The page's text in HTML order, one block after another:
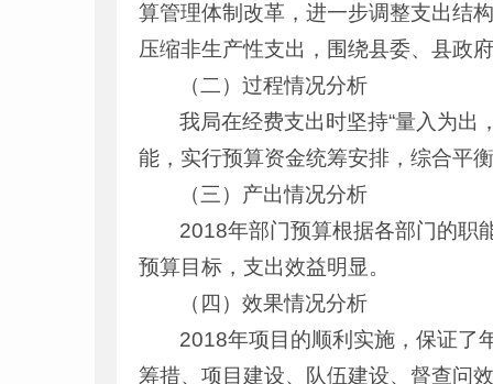
算管理体制改革，进一步调整支出结
压缩非生产性支出，围绕县委、县政
（二）过程情况分析
我局在经费支出时坚持“量入为出
能，实行预算资金统筹安排，综合平
（三）产出情况分析
2018年部门预算根据各部门的职
预算目标，支出效益明显。
（四）效果情况分析
2018年项目的顺利实施，保证了
筹措、项目建设、队伍建设、督查问